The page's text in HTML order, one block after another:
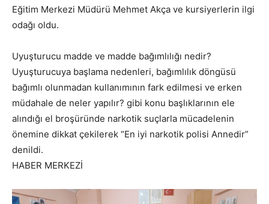
Eğitim Merkezi Müdürü Mehmet Akça ve kursiyerlerin ilgi
odağı oldu.
Uyuşturucu madde ve madde bağımlılığı nedir?
Uyuşturucuya başlama nedenleri, bağımlılık döngüsü
bağımlı olunmadan kullanımının fark edilmesi ve erken
müdahale de neler yapılır? gibi konu başlıklarının ele
alındığı el broşüründe narkotik suçlarla mücadelenin
önemine dikkat çekilerek “En iyi narkotik polisi Annedir”
denildi.
HABER MERKEZİ